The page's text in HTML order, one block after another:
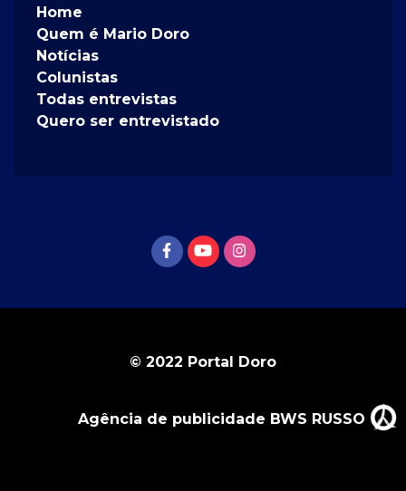
Home
Quem é Mario Doro
Notícias
Colunistas
Todas entrevistas
Quero ser entrevistado
© 2022 Portal Doro
Agência de publicidade BWS RUSSO